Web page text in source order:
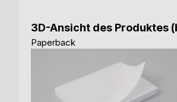
3D-Ansicht des Produktes
Paperback